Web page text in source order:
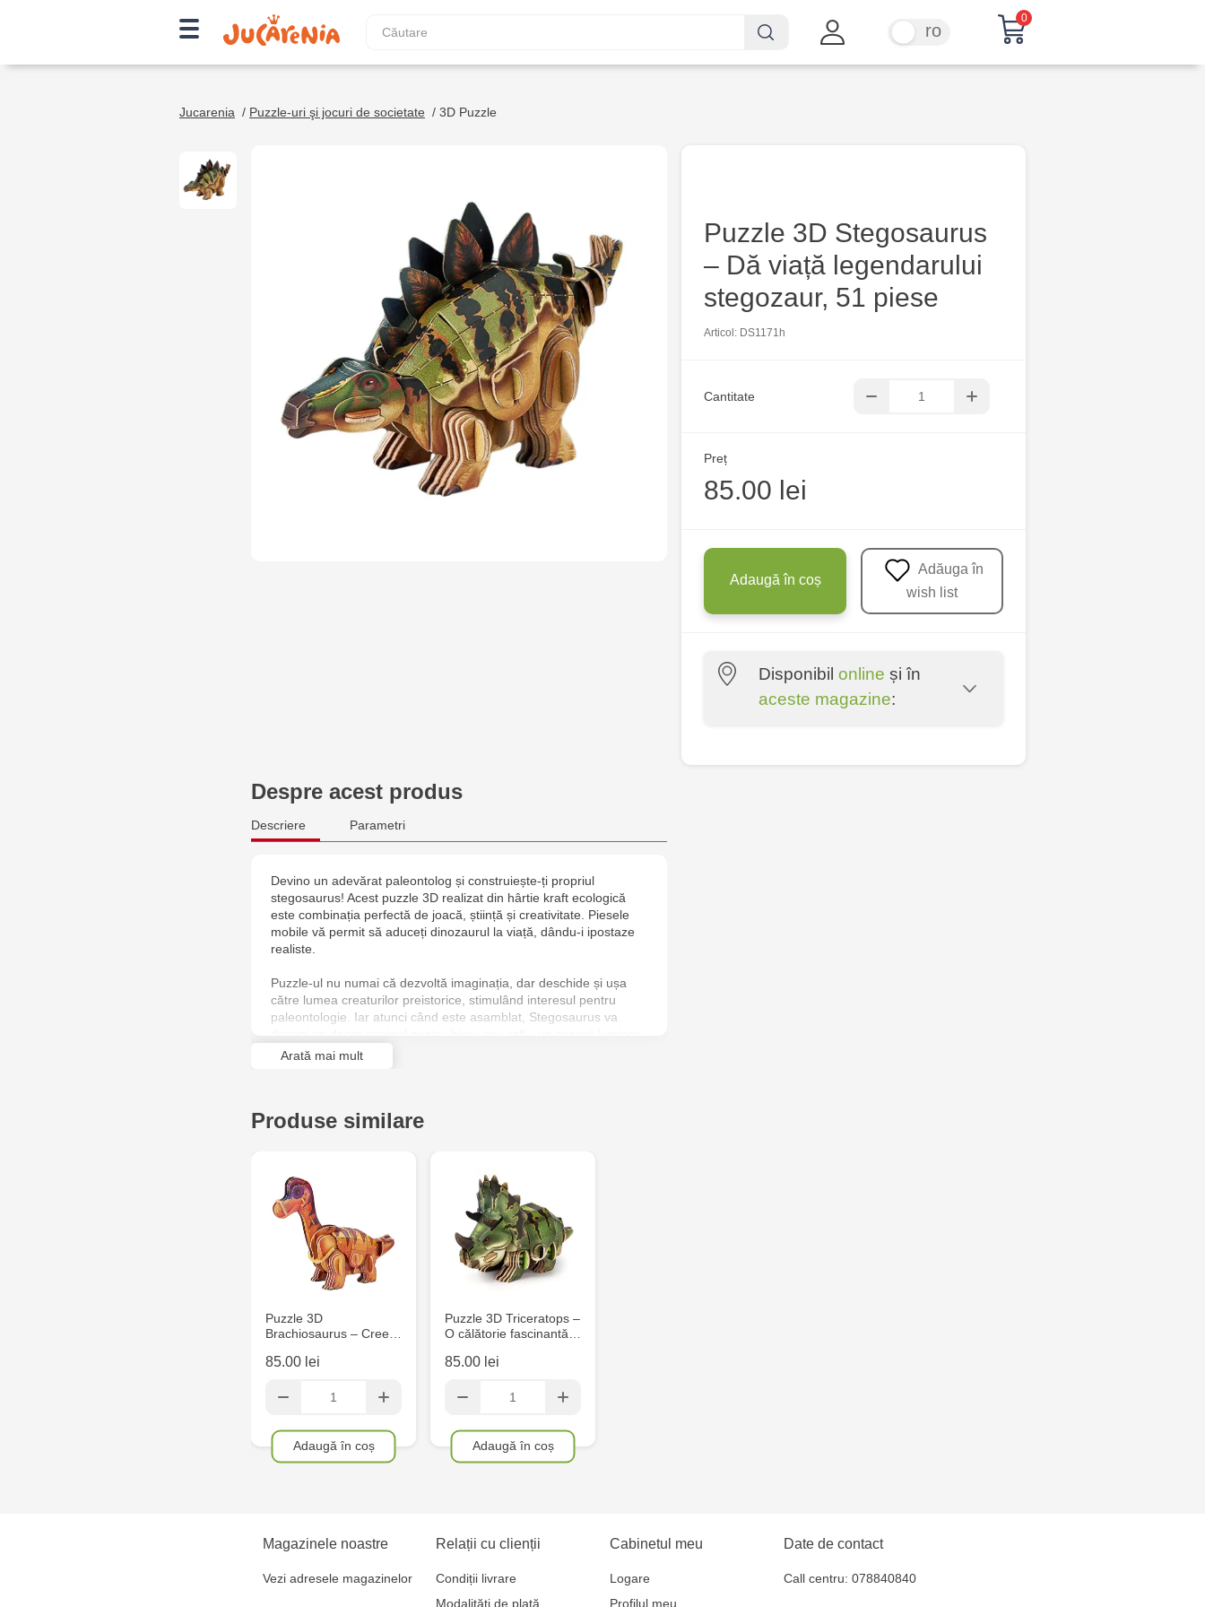
ro
0
Jucarenia / Puzzle-uri şi jocuri de societate / 3D Puzzle
Puzzle 3D Stegosaurus
– Dă viață legendarului
stegozaur, 51 piese
Articol: DS1171h
Cantitate
Preț
85.00 lei
Adaugă în coș
wish list
Disponibil online și în
aceste magazine:
6
Despre acest produs
Descriere Parametri
Devino un adevărat paleontolog și construiește-ți propriul
stegosaurus! Acest puzzle 3D realizat din hârtie kraft ecologică
este combinația perfectă de joacă, știință și creativitate. Piesele
mobile vă permit să aduceți dinozaurul la viață, dându-i ipostaze
realiste.
Puzzle-ul nu numai că dezvoltă imaginația, dar deschide și ușa
către lumea creaturilor preistorice, stimulând interesul pentru
paleontologie. Iar atunci când este asamblat, Stegosaurus va
și vesel în orice interior.
Arată mai mult
Produse similare
Puzzle 3D
Brachiosaurus – Cree…
85.00 lei
Adaugă în coș
Puzzle 3D Triceratops –
O călătorie fascinantă…
85.00 lei
Adaugă în coș
Magazinele noastre
Vezi adresele magazinelor
Relații cu clienții
Condiții livrare
Modalități de plată
Cabinetul meu
Logare
Profilul meu
Date de contact
Call centru: 078840840